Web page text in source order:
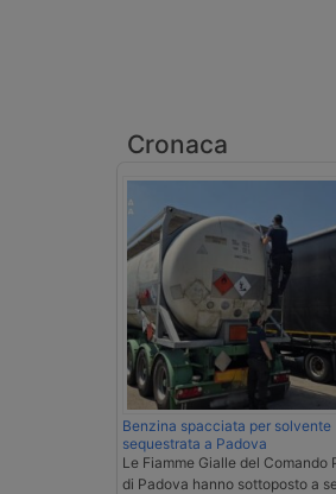
Cronaca
Benzina spacciata per solvente
sequestrata a Padova
Le Fiamme Gialle del Comando
di Padova hanno sottoposto a